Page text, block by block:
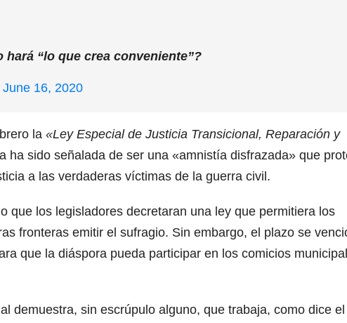
“lo que crea conveniente”?
June 16, 2020
la «Ley Especial de Justicia Transicional, Reparación y
ha sido señalada de ser una «amnistía disfrazada» que
a las verdaderas víctimas de la guerra civil.
que los legisladores decretaran una ley que permitiera los
fronteras emitir el sufragio. Sin embargo, el plazo se
que la diáspora pueda participar en los comicios
demuestra, sin escrúpulo alguno, que trabaja, como dice el